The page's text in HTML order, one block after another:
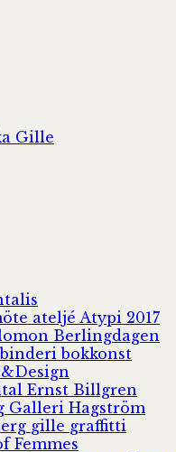
Gille
ateljé Atypi 2017
Berlingdagen
bokkonst
Ernst Billgren
Galleri Hagström
gille graffitti
Femmes